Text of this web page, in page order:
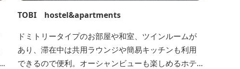
TOBI hostel&apartments
ドミトリータイプのお部屋や和室、ツインルームが
あり、滞在中は共用ラウンジや簡易キッチンも利用
できるので便利。オーシャンビューも楽しめるホテ